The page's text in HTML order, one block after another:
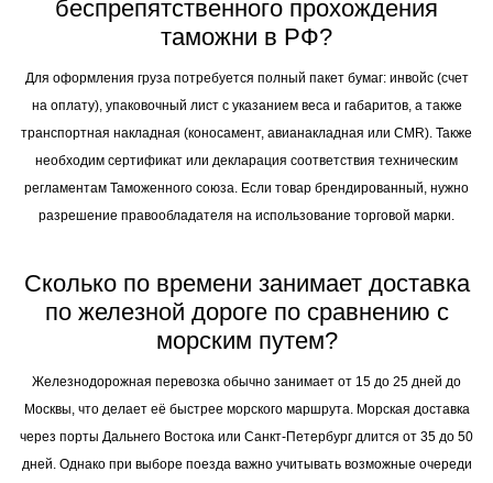
беспрепятственного прохождения
таможни в РФ?
Для оформления груза потребуется полный пакет бумаг: инвойс (счет
на оплату), упаковочный лист с указанием веса и габаритов, а также
транспортная накладная (коносамент, авианакладная или CMR). Также
необходим сертификат или декларация соответствия техническим
регламентам Таможенного союза. Если товар брендированный, нужно
разрешение правообладателя на использование торговой марки.
Сколько по времени занимает доставка
по железной дороге по сравнению с
морским путем?
Железнодорожная перевозка обычно занимает от 15 до 25 дней до
Москвы, что делает её быстрее морского маршрута. Морская доставка
через порты Дальнего Востока или Санкт-Петербург длится от 35 до 50
дней. Однако при выборе поезда важно учитывать возможные очереди